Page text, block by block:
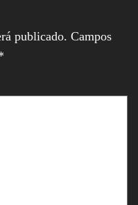
publicado. Campos